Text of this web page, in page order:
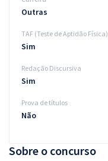
Sobre o concurso
Outras
TAF (Teste de Aptidão Física)
Sim
Redação Discursiva
Sim
Prova de títulos
Não